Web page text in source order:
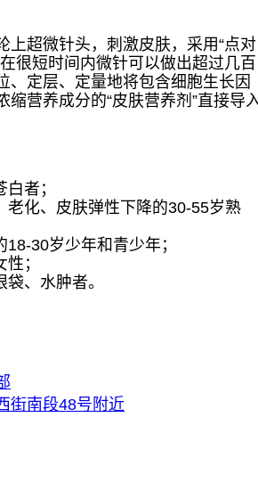
上超微针头，刺激皮肤，采用“点对
很短时间内微针可以做出超过几百
、定层、定量地将包含细胞生长因
缩营养成分的“皮肤营养剂”直接导
者；
老化、皮肤弹性下降的30-55岁熟
30岁少年和青少年；
；
、水肿者。
街南段48号附近